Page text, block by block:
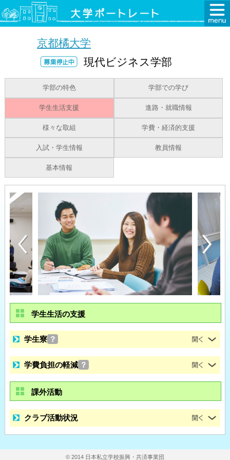
京都橘大学
現代ビジネス学部
学部の特色 学部での学び
学生生活支援 進路・就職情報
様々な取組 学費・経済的支援
入試・学生情報 教員情報
基本情報
学生生活の支援
学生寮 ？
学費負担の軽減 ？
課外活動
クラブ活動状況
© 2014 日本私立学校振興・共済事業団